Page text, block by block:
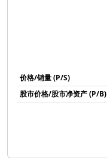
价格/销量 (P/S)
股市价格/股市净资产 (P/B)